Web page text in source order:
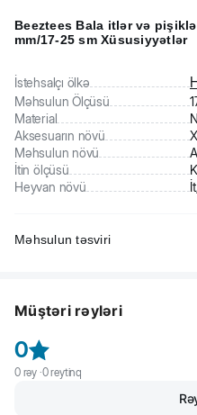
Beeztees Bala itlər və
mm/17-25 sm Xüsusiyyətlər
İstehsalçı ölkə
Məhsulun Ölçüsü
Material
Aksesuarın növü
Məhsulun növü
İtin ölçüsü
Heyvan növü
Məhsulun təsviri
Müştəri rəyləri
0
0rəy ·0reytinq